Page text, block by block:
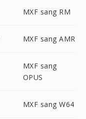
MXF sang RM
MXF sang AMR
MXF sang
OPUS
MXF sang W64